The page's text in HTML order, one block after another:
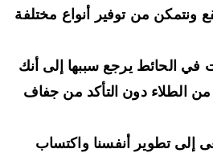
من توفير أنواع مختلفة
يرجع سببها إلى أنك
الطلاء دون التأكد من جفاف
إلى تطوير أنفسنا واكتساب